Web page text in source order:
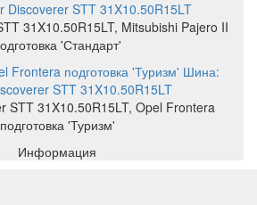
31X10.50R15LT, Mitsubishi Pajero II
'Стандарт'
STT 31X10.50R15LT, Opel Frontera
подготовка 'Туризм'
Информация